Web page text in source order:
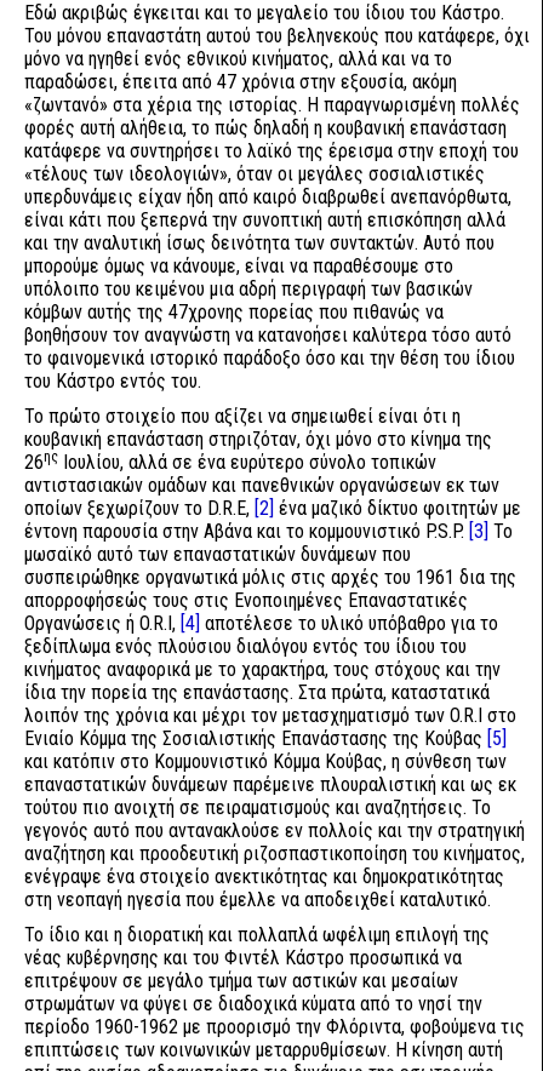
Εδώ ακριβώς έγκειται και το μεγαλείο του ίδιου του Κάστρο.
Του μόνου επαναστάτη αυτού του βεληνεκούς που κατάφερε, όχι
μόνο να ηγηθεί ενός εθνικού κινήματος, αλλά και να το
παραδώσει, έπειτα από 47 χρόνια στην εξουσία, ακόμη
«ζωντανό» στα χέρια της ιστορίας. Η παραγνωρισμένη πολλές
φορές αυτή αλήθεια, το πώς δηλαδή η κουβανική επανάσταση
κατάφερε να συντηρήσει το λαϊκό της έρεισμα στην εποχή του
«τέλους των ιδεολογιών», όταν οι μεγάλες σοσιαλιστικές
υπερδυνάμεις είχαν ήδη από καιρό διαβρωθεί ανεπανόρθωτα,
είναι κάτι που ξεπερνά την συνοπτική αυτή επισκόπηση αλλά
και την αναλυτική ίσως δεινότητα των συντακτών. Αυτό που
μπορούμε όμως να κάνουμε, είναι να παραθέσουμε στο
υπόλοιπο του κειμένου μια αδρή περιγραφή των βασικών
κόμβων αυτής της 47χρονης πορείας που πιθανώς να
βοηθήσουν τον αναγνώστη να κατανοήσει καλύτερα τόσο αυτό
το φαινομενικά ιστορικό παράδοξο όσο και την θέση του ίδιου
του Κάστρο εντός του.
Το πρώτο στοιχείο που αξίζει να σημειωθεί είναι ότι η
κουβανική επανάσταση στηριζόταν, όχι μόνο στο κίνημα της
26ης Ιουλίου, αλλά σε ένα ευρύτερο σύνολο τοπικών
αντιστασιακών ομάδων και πανεθνικών οργανώσεων εκ των
οποίων ξεχωρίζουν το D.R.E, [2] ένα μαζικό δίκτυο φοιτητών με
έντονη παρουσία στην Αβάνα και το κομμουνιστικό P.S.P. [3] Το
μωσαϊκό αυτό των επαναστατικών δυνάμεων που
συσπειρώθηκε οργανωτικά μόλις στις αρχές του 1961 δια της
απορροφήσεώς τους στις Ενοποιημένες Επαναστατικές
Οργανώσεις ή O.R.I, [4] αποτέλεσε το υλικό υπόβαθρο για το
ξεδίπλωμα ενός πλούσιου διαλόγου εντός του ίδιου του
κινήματος αναφορικά με το χαρακτήρα, τους στόχους και την
ίδια την πορεία της επανάστασης. Στα πρώτα, καταστατικά
λοιπόν της χρόνια και μέχρι τον μετασχηματισμό των O.R.I στο
Ενιαίο Κόμμα της Σοσιαλιστικής Επανάστασης της Κούβας [5]
και κατόπιν στο Κομμουνιστικό Κόμμα Κούβας, η σύνθεση των
επαναστατικών δυνάμεων παρέμεινε πλουραλιστική και ως εκ
τούτου πιο ανοιχτή σε πειραματισμούς και αναζητήσεις. Το
γεγονός αυτό που αντανακλούσε εν πολλοίς και την στρατηγική
αναζήτηση και προοδευτική ριζοσπαστικοποίηση του κινήματος,
ενέγραψε ένα στοιχείο ανεκτικότητας και δημοκρατικότητας
στη νεοπαγή ηγεσία που έμελλε να αποδειχθεί καταλυτικό.
Το ίδιο και η διορατική και πολλαπλά ωφέλιμη επιλογή της
νέας κυβέρνησης και του Φιντέλ Κάστρο προσωπικά να
επιτρέψουν σε μεγάλο τμήμα των αστικών και μεσαίων
στρωμάτων να φύγει σε διαδοχικά κύματα από το νησί την
περίοδο 1960-1962 με προορισμό την Φλόριντα, φοβούμενα τις
επιπτώσεις των κοινωνικών μεταρρυθμίσεων. Η κίνηση αυτή